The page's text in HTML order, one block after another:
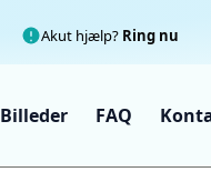
Akut hjælp? Ring nu
Billeder FAQ